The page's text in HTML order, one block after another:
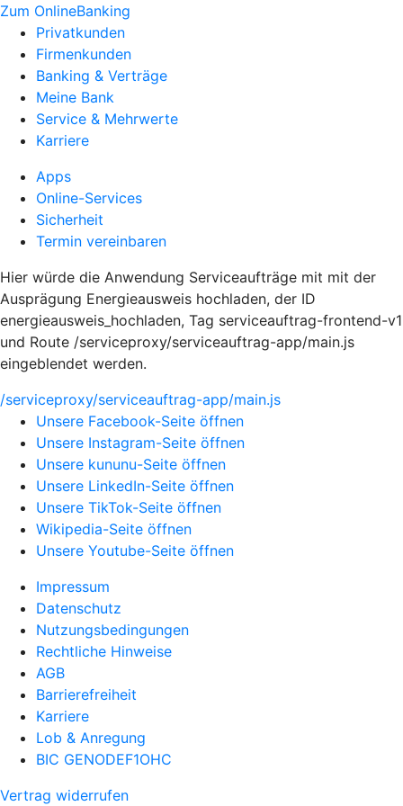
Zum OnlineBanking
Privatkunden
Firmenkunden
Banking & Verträge
Meine Bank
Service & Mehrwerte
Karriere
Apps
Online-Services
Sicherheit
Termin vereinbaren
Hier würde die Anwendung Serviceaufträge mit mit der
Ausprägung Energieausweis hochladen, der ID
energieausweis_hochladen, Tag serviceauftrag-frontend-v1
und Route /serviceproxy/serviceauftrag-app/main.js
eingeblendet werden.
/serviceproxy/serviceauftrag-app/main.js
Unsere Facebook-Seite öffnen
Unsere Instagram-Seite öffnen
Unsere kununu-Seite öffnen
Unsere LinkedIn-Seite öffnen
Unsere TikTok-Seite öffnen
Wikipedia-Seite öffnen
Unsere Youtube-Seite öffnen
Impressum
Datenschutz
Nutzungsbedingungen
Rechtliche Hinweise
AGB
Barrierefreiheit
Karriere
Lob & Anregung
BIC GENODEF1OHC
Vertrag widerrufen